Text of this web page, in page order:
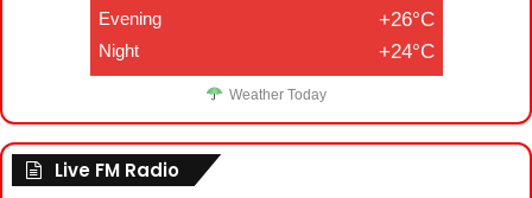
Evening +26°C
Night +24°C
Weather Today
Live FM Radio